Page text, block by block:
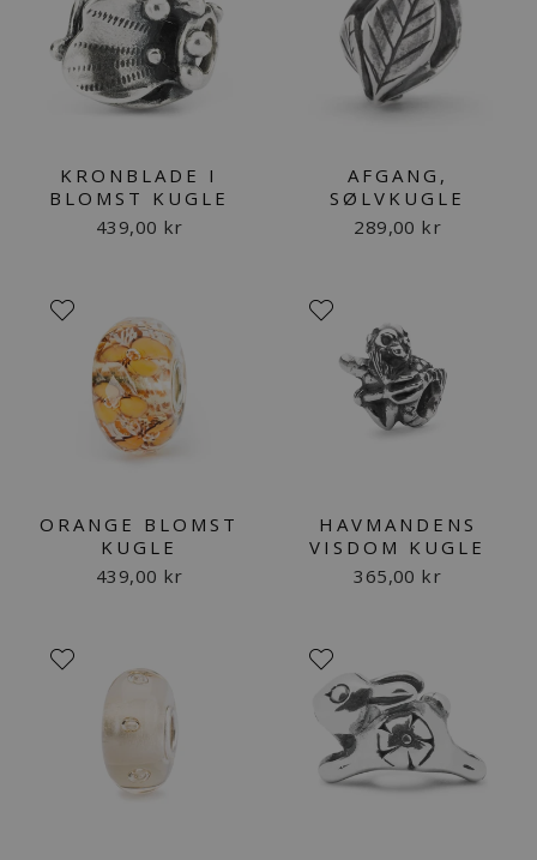
KRONBLADE I
BLOMST KUGLE
439,00 kr
AFGANG,
SØLVKUGLE
289,00 kr
ORANGE BLOMST
KUGLE
439,00 kr
HAVMANDENS
VISDOM KUGLE
365,00 kr